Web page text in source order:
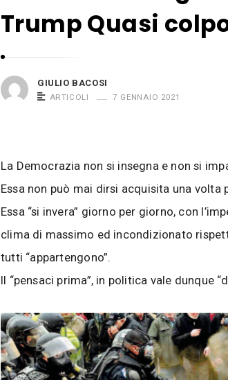
Trump Quasi
GIULIO BACOSI
ARTICOLI 7 GENNAIO 2021
La Democrazia non si insegna e non si
Essa non può mai dirsi acquisita una volta
Essa “si invera” giorno per giorno, con
clima di massimo ed incondizionato
tutti “appartengono”.
Il “pensaci prima”, in politica vale dunque